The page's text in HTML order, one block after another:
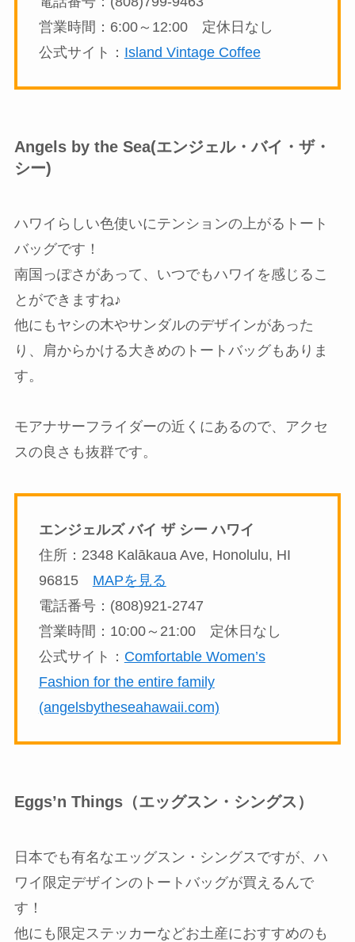
営業時間：6:00～12:00 定休日なし
公式サイト： Island Vintage Coffee
Angels by the Sea(エンジェル・バイ・ザ・
シー)
ハワイらしい色使いにテンションの上がるトート
バッグです！
南国っぽさがあって、いつでもハワイを感じるこ
とができますね♪
他にもヤシの木やサンダルのデザインがあった
り、肩からかける大きめのトートバッグもありま
す。
モアナサーフライダーの近くにあるので、アクセ
スの良さも抜群です。
エンジェルズ バイ ザ シー ハワイ
住所：2348 Kalākaua Ave, Honolulu, HI
96815 MAPを見る
電話番号：(808)921-2747
営業時間：10:00～21:00 定休日なし
公式サイト： Comfortable Women’s
Fashion for the entire family
(angelsbytheseahawaii.com)
Eggs’n Things（エッグスン・シングス）
日本でも有名なエッグスン・シングスですが、ハ
ワイ限定デザインのトートバッグが買えるんで
す！
他にも限定ステッカーなどお土産におすすめのも